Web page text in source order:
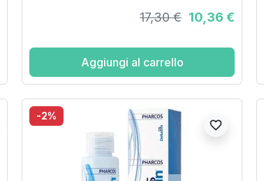
17,30 € 10,36 €
Aggiungi al carrello
-2%
favorite_border